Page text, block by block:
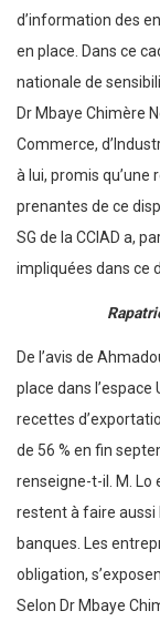
d’information des
en place. Dans ce
nationale de
Dr Mbaye Chimère
Commerce,
à lui, promis
prenantes de ce
SG de la CCIAD a,
impliquées dans ce
De l’avis de
place dans
recettes
de 56 % en fin
renseigne-t-il. M.
restent à faire aussi
banques. Les
obligation,
Selon Dr Mbaye